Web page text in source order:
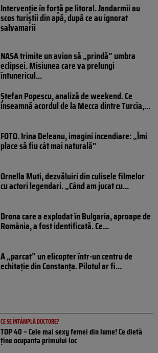
Intervenție în forță pe litoral. Jandarmii au
scos turiștii din apă, după ce au ignorat
salvamarii
NASA trimite un avion să „prindă” umbra
eclipsei. Misiunea care va prelungi
întunericul...
Ștefan Popescu, analiză de weekend. Ce
înseamnă acordul de la Mecca dintre Turcia,...
FOTO. Irina Deleanu, imagini incendiare: „Îmi
place să fiu cât mai naturală”
Ornella Muti, dezvăluiri din culisele filmelor
cu actori legendari. „Când am jucat cu...
Drona care a explodat în Bulgaria, aproape de
România, a fost identificată. Ce...
A „parcat” un elicopter într-un centru de
echitație din Constanța. Pilotul ar fi...
CE SE ÎNTÂMPLĂ DOCTORE?
TOP 40 – Cele mai sexy femei din lume! Ce dietă
ține ocupanta primului loc